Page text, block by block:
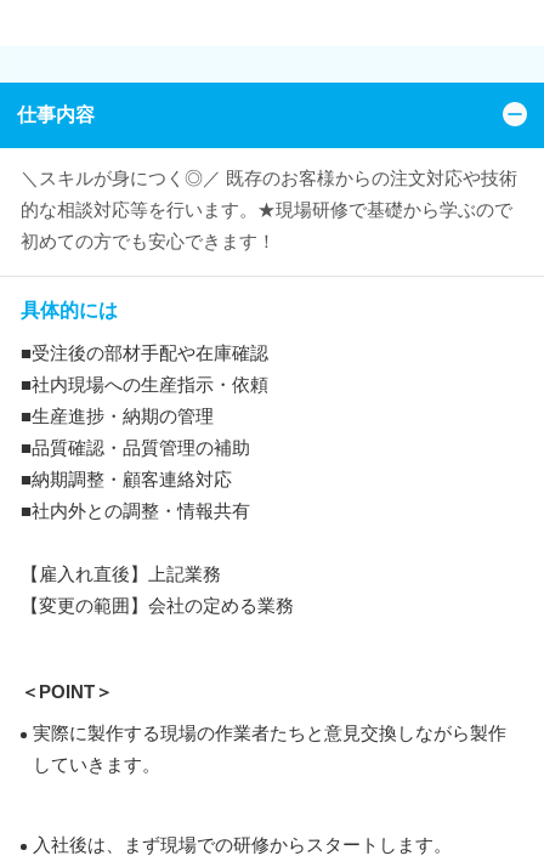
仕事内容
＼スキルが身につく◎／ 既存のお客様からの注文対応や技術
的な相談対応等を行います。★現場研修で基礎から学ぶので
初めての方でも安心できます！
具体的には
■受注後の部材手配や在庫確認
■社内現場への生産指示・依頼
■生産進捗・納期の管理
■品質確認・品質管理の補助
■納期調整・顧客連絡対応
■社内外との調整・情報共有
【雇入れ直後】上記業務
【変更の範囲】会社の定める業務
＜POINT＞
実際に製作する現場の作業者たちと意見交換しながら製作
していきます。
入社後は、まず現場での研修からスタートします。